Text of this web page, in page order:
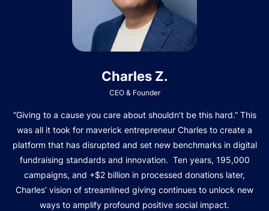
Charles Z.
CEO & Founder
“Giving to a cause you care about shouldn’t be this hard.” This
was all it took for maverick entrepreneur Charles to create a
platform that has disrupted and set new benchmarks in digital
fundraising standards and innovation. Ten years, 195,000
campaigns, and +$2 billion in processed donations later,
Charles’ vision of streamlined giving continues to unlock new
ways to amplify profound positive social impact.